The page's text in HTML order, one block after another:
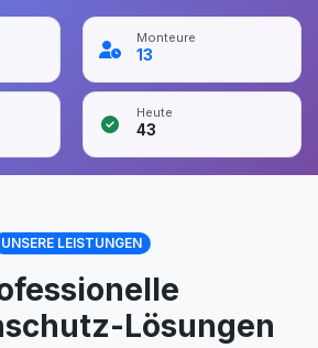
Monteure
13
Heute
43
UNSERE LEISTUNGEN
Lösungen